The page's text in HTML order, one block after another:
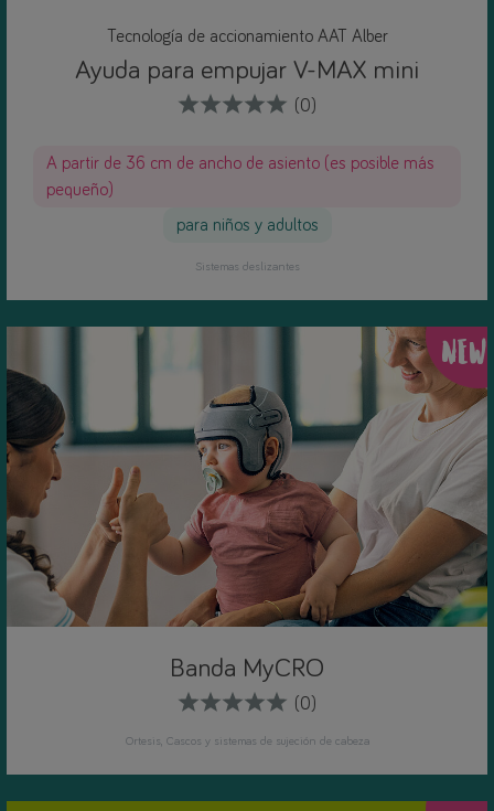
Tecnología de accionamiento AAT Alber
Ayuda para empujar V-MAX mini
(0)
A partir de 36 cm de ancho de asiento (es posible más
pequeño)
para niños y adultos
Sistemas deslizantes
NEW
Banda MyCRO
(0)
Ortesis Cascos y sistemas de sujeción de cabeza